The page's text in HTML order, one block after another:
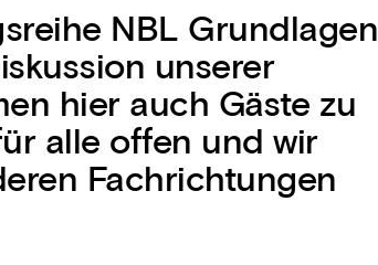
NBL Grundlagen
unserer
hier auch Gäste zu
alle offen und wir
Fachrichtungen